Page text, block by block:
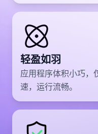
轻盈如羽
应用程序体积小巧，
速，运行流畅。